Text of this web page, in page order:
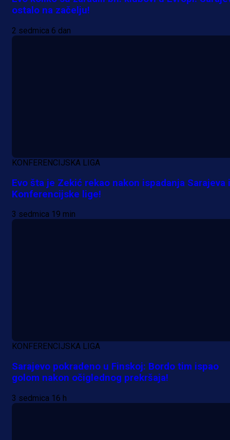
Da li je selektor zadovoljan: Evo
Alajbegovića u Juventus!
ostalo na začelju!
2 sedmica 6 dan
KONFERENCIJSKA LIGA
Evo šta je Zekić rekao nakon ispadanja Sarajeva
Konferencijske lige!
3 sedmica 19 min
KONFERENCIJSKA LIGA
Sarajevo pokradeno u Finskoj: Bordo tim ispao
golom nakon očiglednog prekršaja!
3 sedmica 16 h